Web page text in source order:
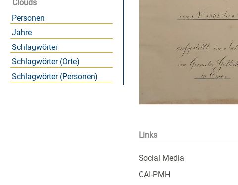
Clouds
Personen
Jahre
Schlagwörter
Schlagwörter (Orte)
Schlagwörter (Personen)
Links
Social Media
OAI-PMH